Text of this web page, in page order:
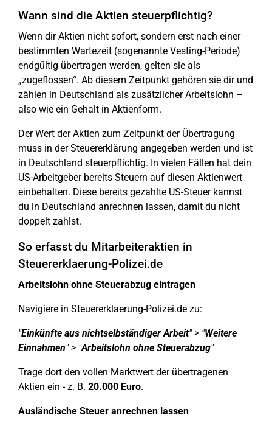
Wann sind die Aktien steuerpflichtig?
Wenn dir Aktien nicht sofort, sondern erst nach einer
bestimmten Wartezeit (sogenannte Vesting-Periode)
endgültig übertragen werden, gelten sie als
„zugeflossen“. Ab diesem Zeitpunkt gehören sie dir und
zählen in Deutschland als zusätzlicher Arbeitslohn –
also wie ein Gehalt in Aktienform.
Der Wert der Aktien zum Zeitpunkt der Übertragung
muss in der Steuererklärung angegeben werden und ist
in Deutschland steuerpflichtig. In vielen Fällen hat dein
US-Arbeitgeber bereits Steuern auf diesen Aktienwert
einbehalten. Diese bereits gezahlte US-Steuer kannst
du in Deutschland anrechnen lassen, damit du nicht
doppelt zahlst.
So erfasst du Mitarbeiteraktien in
Steuererklaerung-Polizei.de
Arbeitslohn ohne Steuerabzug eintragen
Navigiere in Steuererklaerung-Polizei.de zu:
"Einkünfte aus nichtselbständiger Arbeit" > "Weitere
Einnahmen" > "Arbeitslohn ohne Steuerabzug"
Trage dort den vollen Marktwert der übertragenen
Aktien ein - z. B. 20.000 Euro.
Ausländische Steuer anrechnen lassen